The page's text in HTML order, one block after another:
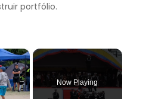
portfólio.
×
Now Playing